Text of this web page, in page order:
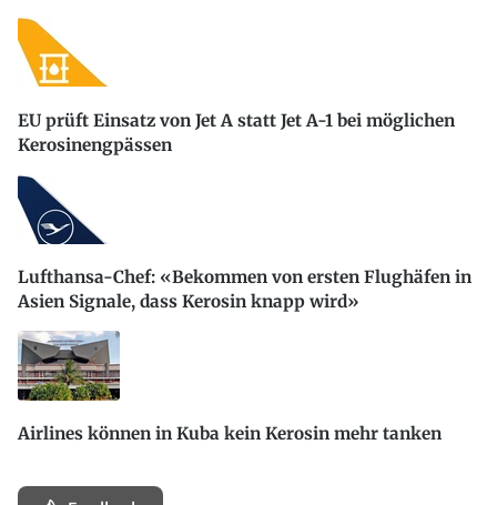
EU prüft Einsatz von Jet A statt Jet A-1 bei möglichen
Kerosinengpässen
Lufthansa-Chef: «Bekommen von ersten Flughäfen in
Asien Signale, dass Kerosin knapp wird»
Airlines können in Kuba kein Kerosin mehr tanken